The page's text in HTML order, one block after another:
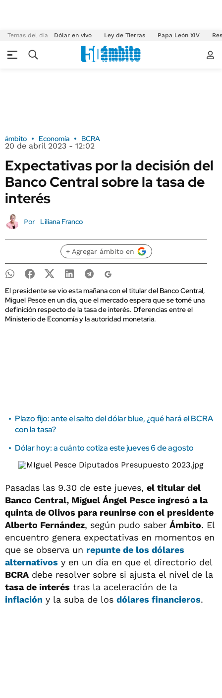
Temas del día Dólar en vivo Ley de Tierras Papa León XIV
ámbito Economía BCRA
20 de abril 2023 - 12:02
Expectativas por la decisión del
Banco Central sobre la tasa de
interés
Por Liliana Franco
+ Agregar ámbito en
El presidente se vio esta mañana con el titular del Banco Central,
Miguel Pesce en un dia, que el mercado espera que se tomé una
definición respecto de la tasa de interés. Dferencias entre el
Ministerio de Economía y la autoridad monetaria.
Plazo fijo: ante el salto del dólar blue, ¿qué hará el BCRA
con la tasa?
Dólar hoy: a cuánto cotiza este jueves 6 de agosto
Pasadas las 9.30 de este jueves, el titular del
Banco Central, Miguel Ángel Pesce ingresó a la
quinta de Olivos para reunirse con el presidente
Alberto Fernández, según pudo saber Ámbito. El
encuentro genera expectativas en momentos en
que se observa un repunte de los dólares
alternativos y en un día en que el directorio del
BCRA debe resolver sobre si ajusta el nivel de la
tasa de interés tras la aceleración de la
inflación y la suba de los dólares financieros.